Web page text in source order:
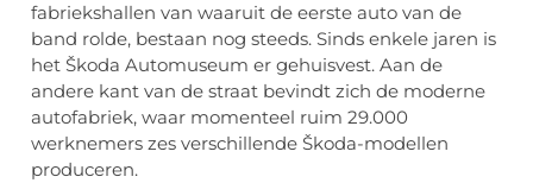
fabriekshallen van waaruit de eerste auto van de
band rolde, bestaan nog steeds. Sinds enkele jaren is
het Škoda Automuseum er gehuisvest. Aan de
andere kant van de straat bevindt zich de moderne
autofabriek, waar momenteel ruim 29.000
werknemers zes verschillende Škoda-modellen
produceren.